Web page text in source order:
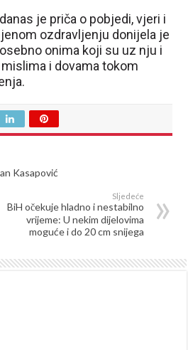
je priča o pobjedi, vjeri i
ozdravljenju donijela je
onima koji su uz nju i
i dovama tokom
Kasapović
Sljedeće
BiH očekuje hladno i nestabilno
vrijeme: U nekim dijelovima
moguće i do 20 cm snijega